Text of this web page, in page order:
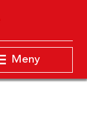
Meny